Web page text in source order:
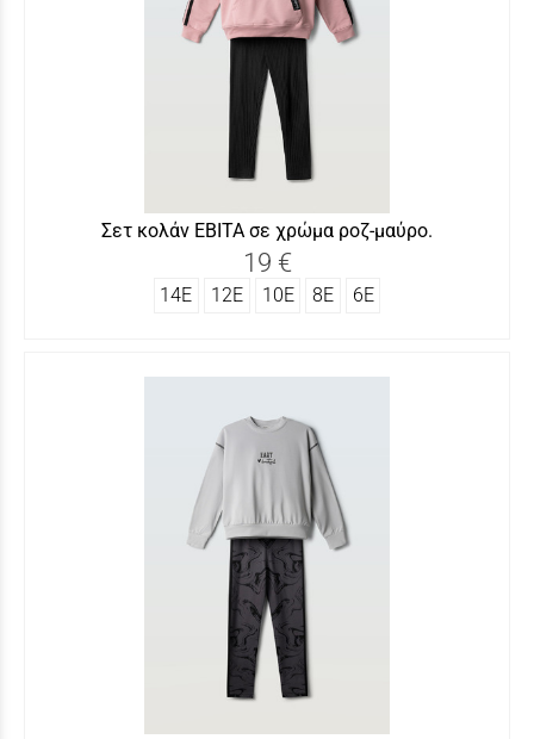
Σετ κολάν ΕΒΙΤΑ σε χρώμα ροζ-μαύρο.
19 €
14Ε 12Ε 10Ε 8Ε 6Ε